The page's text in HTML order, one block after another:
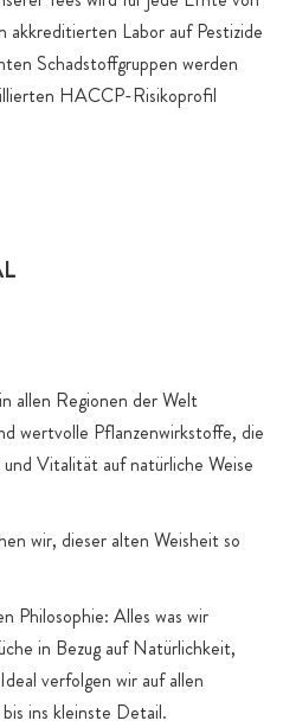
akkreditierten Labor auf Pestizide
Schadstoffgruppen werden
HACCP-Risikoprofil
allen Regionen der Welt
wertvolle Pflanzenwirkstoffe, die
Vitalität auf natürliche Weise
wir, dieser alten Weisheit so
Philosophie: Alles was wir
in Bezug auf Natürlichkeit,
verfolgen wir auf allen
ins kleinste Detail.